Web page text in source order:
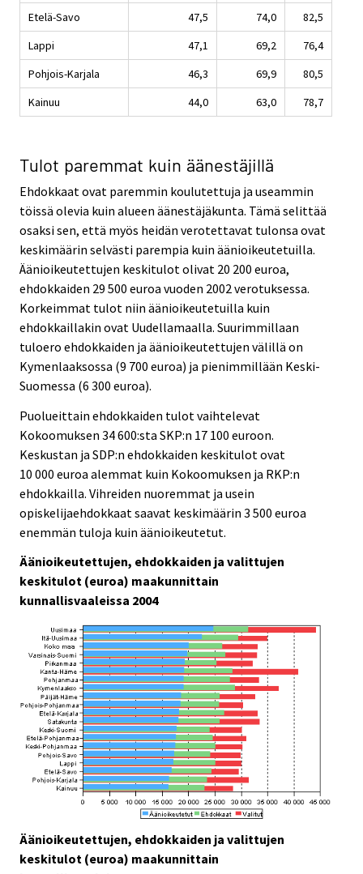
Etelä-Savo
47,5 74,0
82,5
Lappi
47,1 69,2
76,4
Pohjois-Karjala
46,3 69,9
80,5
Kainuu
44,0 63,0 78,7
Tulot paremmat kuin äänestäjillä
Ehdokkaat ovat paremmin koulutettuja ja useammin
töissä olevia kuin alueen äänestäjäkunta. Tämä selittää
osaksi sen, että myös heidän verotettavat tulonsa ovat
keskimäärin selvästi parempia kuin äänioikeutetuilla.
Äänioikeutettujen keskitulot olivat 20 200 euroa,
ehdokkaiden 29 500 euroa vuoden 2002 verotuksessa.
Korkeimmat tulot niin äänioikeutetuilla kuin
ehdokkaillakin ovat Uudellamaalla. Suurimmillaan
tuloero ehdokkaiden ja äänioikeutettujen välillä on
Kymenlaaksossa (9 700 euroa) ja pienimmillään Keski-
Suomessa (6 300 euroa).
Puolueittain ehdokkaiden tulot vaihtelevat
Kokoomuksen 34 600:sta SKP:n 17 100 euroon.
Keskustan ja SDP:n ehdokkaiden keskitulot ovat
10 000 euroa alemmat kuin Kokoomuksen ja RKP:n
ehdokkailla. Vihreiden nuoremmat ja usein
opiskelijaehdokkaat saavat keskimäärin 3 500 euroa
enemmän tuloja kuin äänioikeutetut.
Äänioikeutettujen, ehdokkaiden ja valittujen
keskitulot (euroa) maakunnittain
kunnallisvaaleissa 2004
Äänioikeutettujen, ehdokkaiden ja valittujen
keskitulot (euroa) maakunnittain